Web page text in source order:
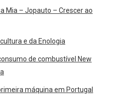
Mia – Jopauto – Crescer ao
e da Enologia
de combustível New
máquina em Portugal